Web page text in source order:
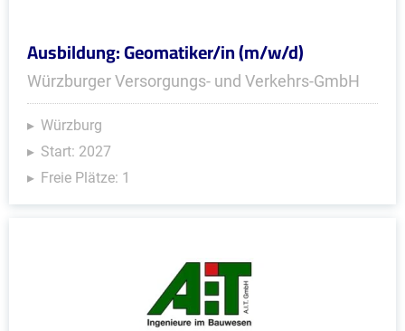
Ausbildung: Geomatiker/in (m/w/d)
Würzburger Versorgungs- und Verkehrs-GmbH
Würzburg
Start: 2027
Freie Plätze: 1